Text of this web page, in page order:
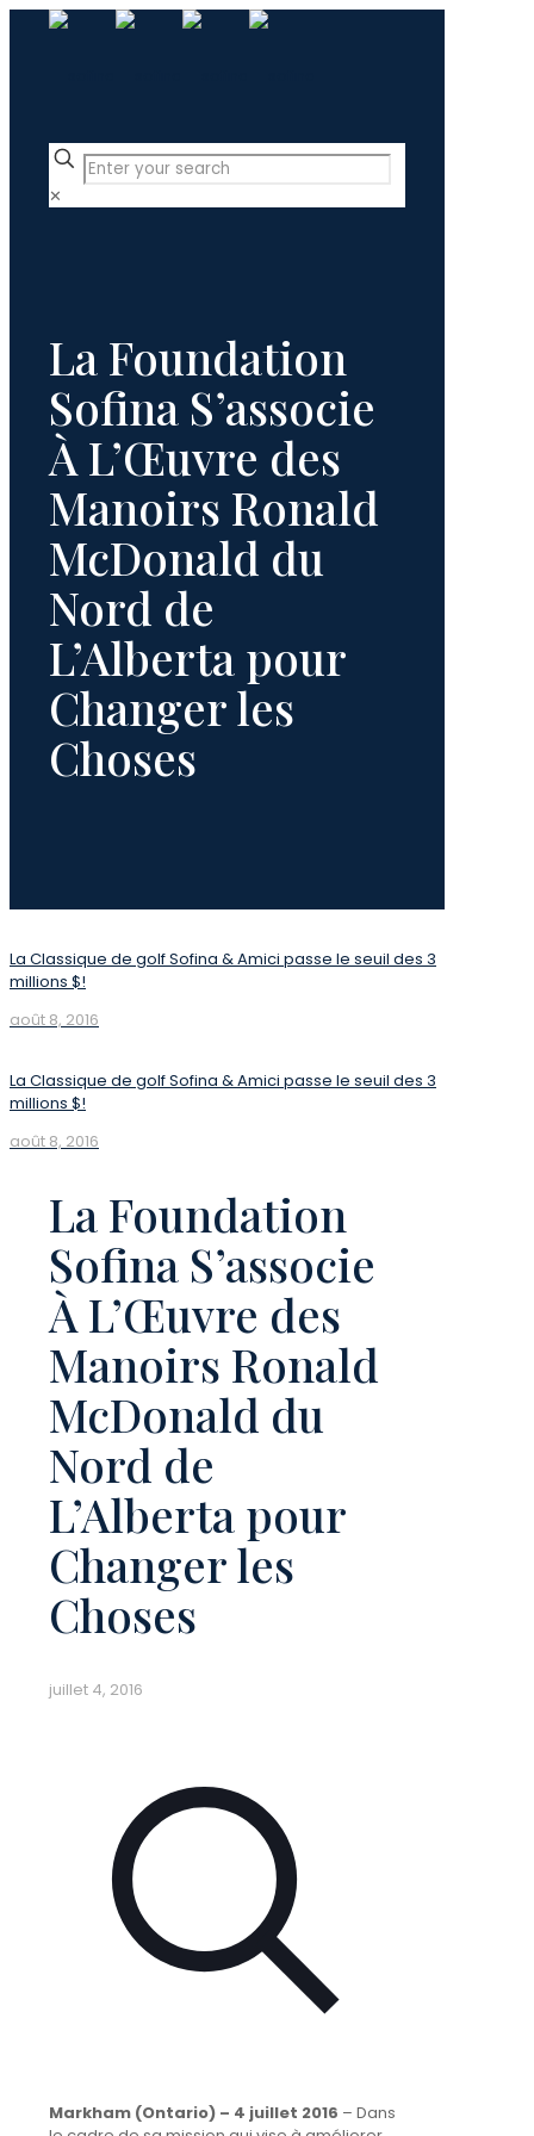
✕
La Foundation
Sofina S’associe
À L’Œuvre des
Manoirs Ronald
McDonald du
Nord de
L’Alberta pour
Changer les
Choses
La Classique de golf Sofina & Amici passe le seuil des 3
millions $!
août 8, 2016
La Classique de golf Sofina & Amici passe le seuil des 3
millions $!
août 8, 2016
La Foundation
Sofina S’associe
À L’Œuvre des
Manoirs Ronald
McDonald du
Nord de
L’Alberta pour
Changer les
Choses
juillet 4, 2016
Markham (Ontario) – 4 juillet 2016 – Dans